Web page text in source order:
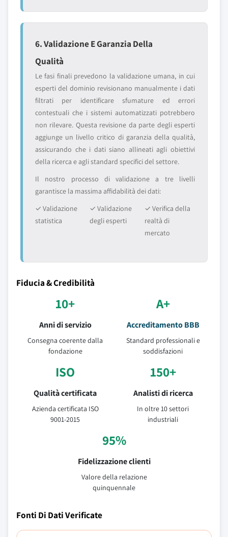
6. Validazione E Garanzia Della
Qualità
Le fasi finali prevedono la validazione umana, in cui
esperti del dominio revisionano manualmente i dati
filtrati per identificare sfumature ed errori
contestuali che i sistemi automatizzati potrebbero
non rilevare. Questa revisione da parte degli esperti
aggiunge un livello critico di garanzia della qualità,
assicurando che i dati siano allineati agli obiettivi
della ricerca e agli standard specifici del settore.
Il nostro processo di validazione a tre livelli
garantisce la massima affidabilità dei dati:
✓ Validazione
statistica
✓ Validazione
degli esperti
✓ Verifica della
realtà di
mercato
Fiducia & Credibilità
10+
Anni di servizio
Consegna coerente dalla
fondazione
A+
Accreditamento BBB
Standard professionali e
soddisfazioni
ISO
Qualità certificata
Azienda certificata ISO
9001-2015
150+
Analisti di ricerca
In oltre 10 settori
industriali
95%
Fidelizzazione clienti
Valore della relazione
quinquennale
Fonti Di Dati Verificate